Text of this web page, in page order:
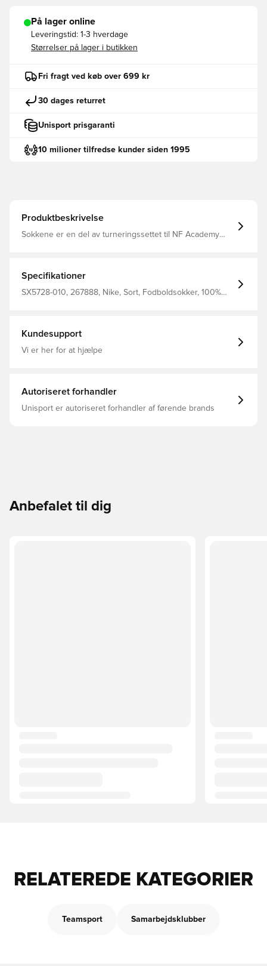
På lager online
Leveringstid: 1-3 hverdage
Størrelser på lager i butikken
Fri fragt ved køb over 699 kr
30 dages returret
Unisport prisgaranti
10 milioner tilfredse kunder siden 1995
Produktbeskrivelse
Sokkene er en del av turneringssettet til NF Academy
Specifikationer
SX5728-010, 267888, Nike, Sort, Fodboldsokker, 100%
Kundesupport
Vi er her for at hjælpe
Autoriseret forhandler
Unisport er autoriseret forhandler af førende brands
Anbefalet til dig
RELATEREDE KATEGORIER
Teamsport Samarbejdsklubber